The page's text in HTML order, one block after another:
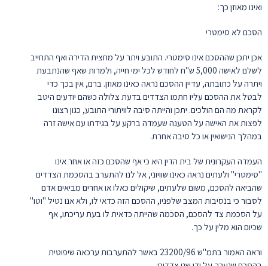
ואינו מאוזן כך:
הסכם לא סימטרי
אכן יתכן שההסכם אינו סימטרי. התובע ויתר על מחצית הדירה ואף התחייב
לשלם לאישה 5,000 ש"ח לחודש לכל ימי חייה, ולמרות שאף שהנתבעת
ויתרה על כתובתה, עדיין ההסכם נראה כאינו מאוזן. ברם, אין בכך כדי
לבטל את ההסכם עליו חתמו הצדדים בדעת צלולה כשהם יודעים היטב
לקראת מה הם הולכים. יתכן והייתה סיבה לוויתורי התובע, כגון רצונו
לפצות את האישה על הטענה שעמדה ברקע על בגידתו עם אישה זרה
במהלך הנישואין או כל סיבה אחרת.
העמדה העקרונית של בית הדין היא כי אף שהסכם כזה או אחר אינו
"סימטרי" ולעתים נראה כאינו שוויוני, אל לנו להתערב בהסכמת הצדדים
שהביאה להסכם, משום שלעתים, שיקולים כאלו או אחרים מביאים אדם
לסבור כי בנסיבות המצב שלפניו, ההסכם הזה כדאי לו, ולא אנו נטיל "וטו"
על הסכמת צד להסכם, הסכמה שהייתה כדאית לו בעת עריכתו, אף
שכיום הוא מלין על כך.
וראה האמור בתמ"ש 23200/96 באשר להתערבות ערכאה שיפוטית